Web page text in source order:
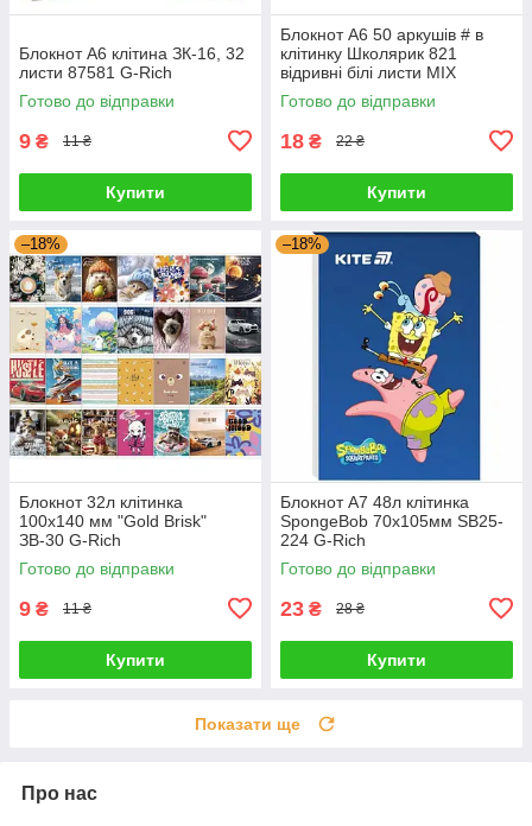
Блокнот А6 клітина ЗК-16, 32
листи 87581 G-Rich
Готово до відправки
9 ₴ 11 ₴
Купити
Блокнот А6 50 аркушів # в
клітинку Школярик 821
відривні білі листи MIX
633437 G-Rich
Готово до відправки
18 ₴ 22 ₴
Купити
–18%
Блокнот 32л клітинка
100x140 мм "Gold Brisk"
ЗВ-30 G-Rich
Готово до відправки
9 ₴ 11 ₴
Купити
–18%
Блокнот А7 48л клітинка
SpongeBob 70х105мм SB25-
224 G-Rich
Готово до відправки
23 ₴ 28 ₴
Купити
Показати ще
Про нас